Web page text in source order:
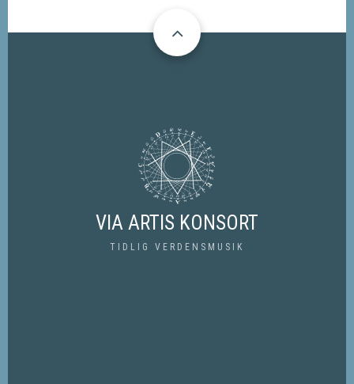
VIA ARTIS KONSORT
TIDLIG VERDENSMUSIK